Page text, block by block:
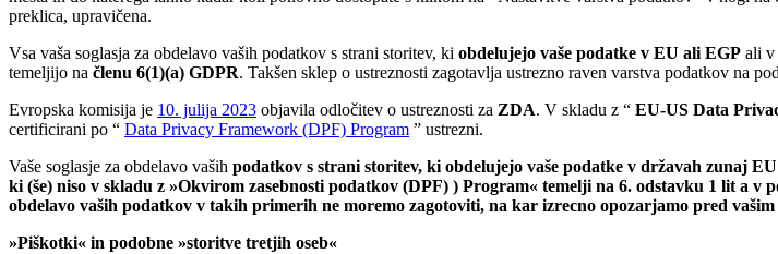
preklica, upravičena.
Vsa vaša soglasja za obdelavo vaših podatkov s strani storitev, ki obdelujejo vaše podatke v EU ali EGP ali v
temeljijo na členu 6(1)(a) GDPR. Takšen sklep o ustreznosti zagotavlja ustrezno raven varstva podatkov na
Evropska komisija je 10. julija 2023 objavila odločitev o ustreznosti za ZDA. V skladu z “ EU-US Data
certificirani po “ Data Privacy Framework (DPF) Program ” ustrezni.
Vaše soglasje za obdelavo vaših podatkov s strani storitev, ki obdelujejo vaše podatke v državah zunaj
ki (še) niso v skladu z »Okvirom zasebnosti podatkov (DPF) ) Program« temelji na 6. odstavku 1 lit a v
obdelavo vaših podatkov v takih primerih ne moremo zagotoviti, na kar izrecno opozarjamo pred vašim
»Piškotki« in podobne »storitve tretjih oseb«